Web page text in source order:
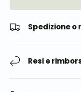
Spedizione o
Resi e